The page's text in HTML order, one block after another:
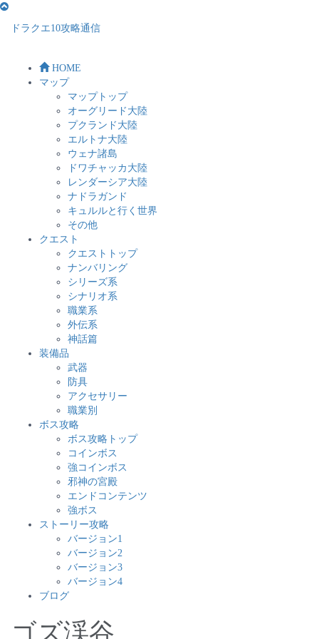
ドラクエ10攻略通信
HOME
マップ
マップトップ
オーグリード大陸
プクランド大陸
エルトナ大陸
ウェナ諸島
ドワチャッカ大陸
レンダーシア大陸
ナドラガンド
キュルルと行く世界
その他
クエスト
クエストトップ
ナンバリング
シリーズ系
シナリオ系
職業系
外伝系
神話篇
装備品
武器
防具
アクセサリー
職業別
ボス攻略
ボス攻略トップ
コインボス
強コインボス
邪神の宮殿
エンドコンテンツ
強ボス
ストーリー攻略
バージョン1
バージョン2
バージョン3
バージョン4
ブログ
ゴズ渓谷